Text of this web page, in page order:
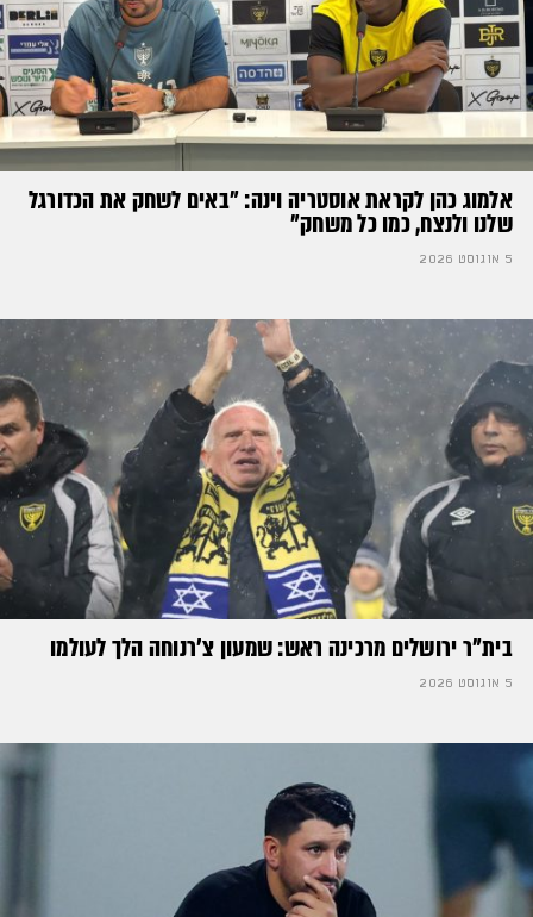
אלמוג כהן לקראת אוסטריה וינה: ״באים לשחק את הכדורגל
שלנו ולנצח, כמו כל משחק״
5 אוגוסט 2026
בית"ר ירושלים מרכינה ראש: שמעון צ'רנוחה הלך לעולמו
5 אוגוסט 2026